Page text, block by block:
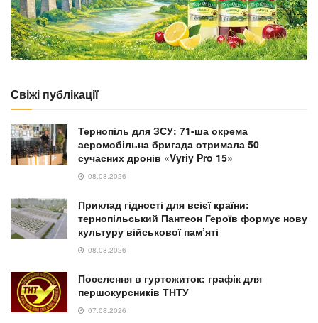
Свіжі публікації
Тернопіль для ЗСУ: 71-ша окрема
аеромобільна бригада отримала 50
сучасних дронів «Vyriy Pro 15»
08.08.2026
Приклад гідності для всієї країни:
тернопільський Пантеон Героїв формує нову
культуру військової пам’яті
08.08.2026
Поселення в гуртожиток: графік для
першокурсників ТНТУ
07.08.2026